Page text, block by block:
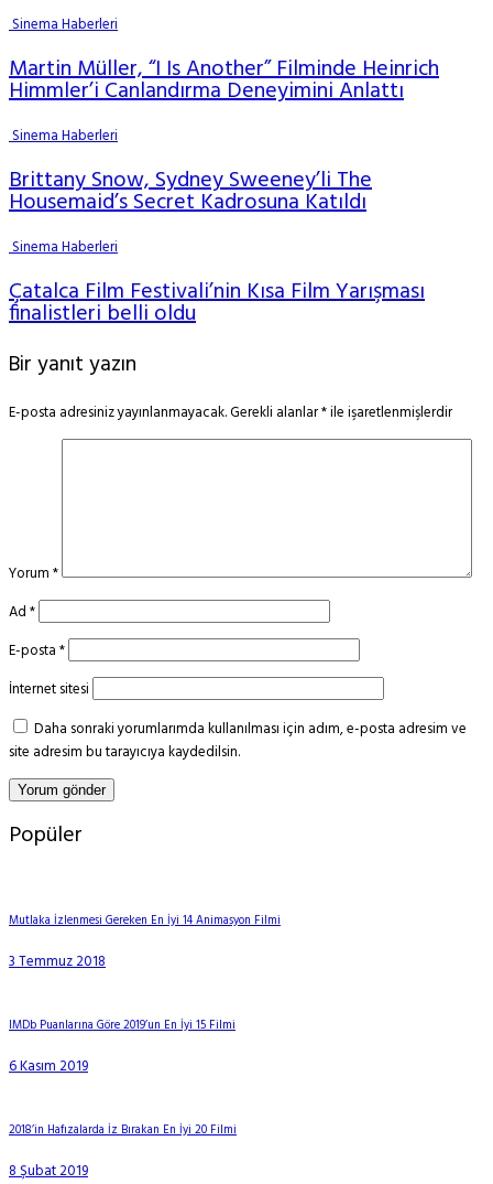
Sinema Haberleri
Martin Müller, “I Is Another” Filminde Heinrich
Himmler’i Canlandırma Deneyimini Anlattı
Sinema Haberleri
Brittany Snow, Sydney Sweeney’li The
Housemaid’s Secret Kadrosuna Katıldı
Sinema Haberleri
Çatalca Film Festivali’nin Kısa Film Yarışması
finalistleri belli oldu
Bir yanıt yazın
E-posta adresiniz yayınlanmayacak.Gerekli alanlar*ile işaretlenmişlerdir
Yorum*
Ad*
E-posta*
İnternet sitesi
Daha sonraki yorumlarımda kullanılması için adım, e-posta adresim ve
site adresim bu tarayıcıya kaydedilsin.
Popüler
Mutlaka İzlenmesi Gereken En İyi 14 Animasyon Filmi
3 Temmuz 2018
IMDb Puanlarına Göre 2019’un En İyi 15 Filmi
6 Kasım 2019
2018’in Hafızalarda İz Bırakan En İyi 20 Filmi
8 Şubat 2019